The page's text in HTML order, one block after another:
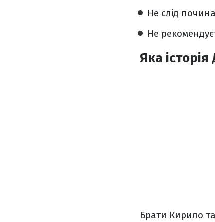
Не слід
Не
Яка
Брати Кирило